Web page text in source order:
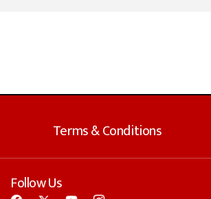
Terms & Conditions
Follow Us